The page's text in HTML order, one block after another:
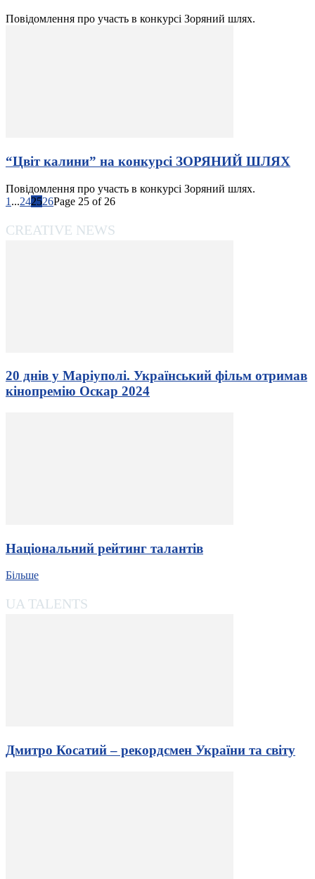
Повідомлення про участь в конкурсі Зоряний шлях.
“Цвіт калини” на конкурсі ЗОРЯНИЙ ШЛЯХ
Повідомлення про участь в конкурсі Зоряний шлях.
1 ...242526Page 25 of 26
CREATIVE NEWS
20 днів у Маріуполі. Український фільм отримав
кінопремію Оскар 2024
Національний рейтинг талантів
Більше
UA TALENTS
Дмитро Косатий – рекордсмен України та світу